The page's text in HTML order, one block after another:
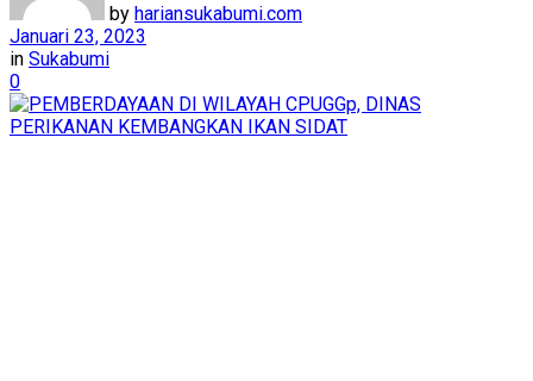
by hariansukabumi.com
Januari 23, 2023
in Sukabumi
0